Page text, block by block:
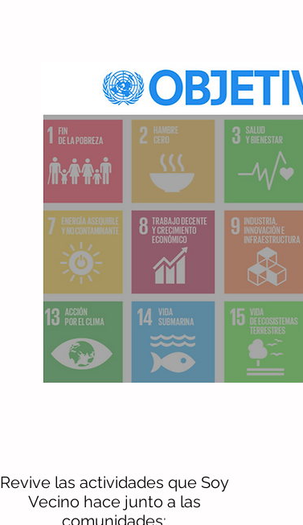
Revive las actividades que Soy
Vecino hace junto a las
comunidades: